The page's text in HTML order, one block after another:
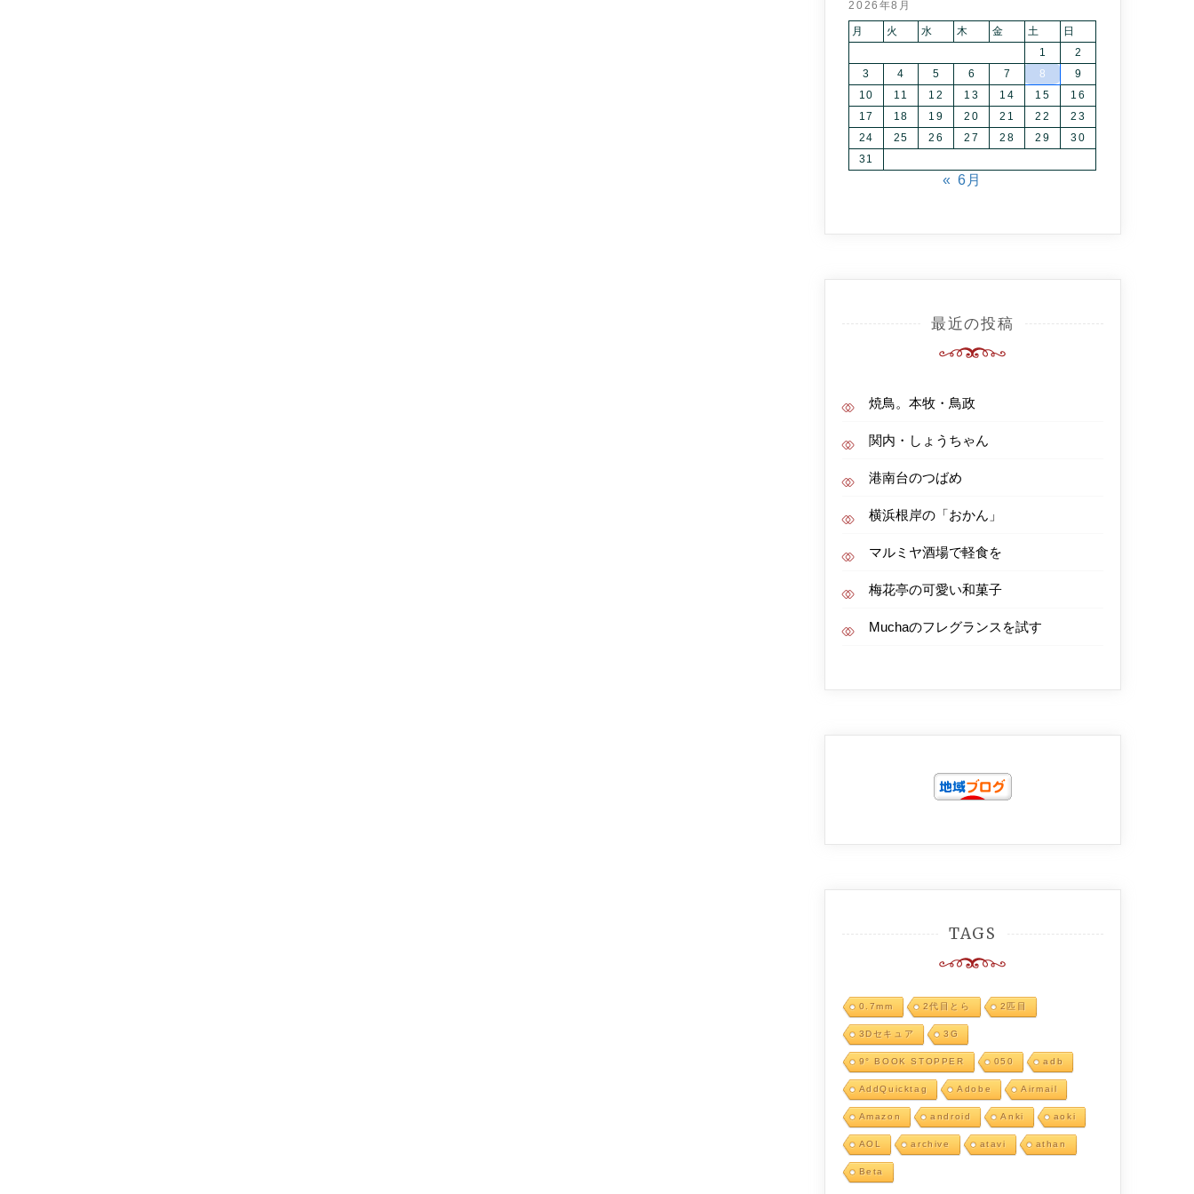
2026年8月
月 火 水 木 金 土
日
1
2
3
4 5 6 7 8
9
10
11 12 13 14 15
16
17
18 19 20 21 22
23
24
25 26 27 28 29
30
31
« 6月
最近の投稿
焼鳥。本牧・鳥政
関内・しょうちゃん
港南台のつばめ
横浜根岸の「おかん」
マルミヤ酒場で軽食を
梅花亭の可愛い和菓子
Muchaのフレグランスを試す
TAGS
0.7mm 2代目とら 2匹目
3Dセキュア 3G
9° BOOK STOPPER 050 adb
AddQuicktag Adobe Airmail
Amazon android Anki aoki
AOL archive atavi athan
Beta